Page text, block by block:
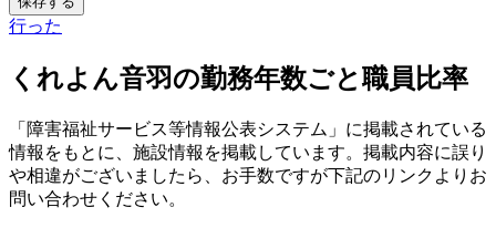
行った
くれよん音羽の勤務年数ごと職員比率
「障害福祉サービス等情報公表システム」に掲載されている
情報をもとに、施設情報を掲載しています。掲載内容に誤り
や相違がございましたら、お手数ですが下記のリンクよりお
問い合わせください。